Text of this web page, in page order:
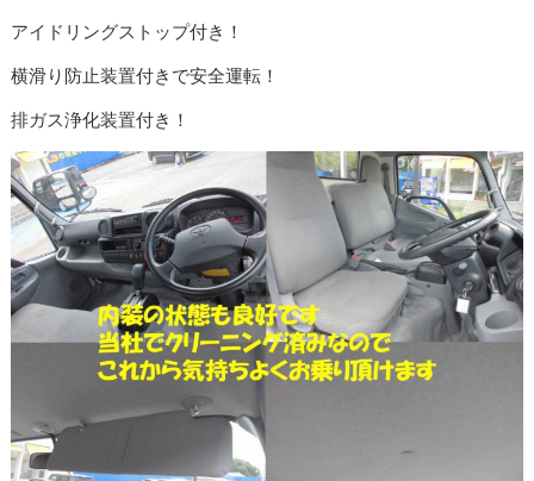
アイドリングストップ付き！
横滑り防止装置付きで安全運転！
排ガス浄化装置付き！